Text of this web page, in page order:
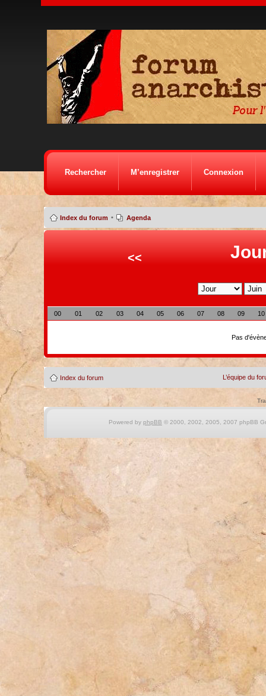
Rechercher M’enregistrer Connexion
Index du forum • Agenda
<<
00 01 02 03 04 05 06 07 08 09 10
Pas
Index du forum L’équipe du
Powered by phpBB © 2000, 2002, 2005, 2007 phpBB